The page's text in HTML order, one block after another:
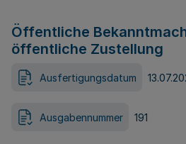
Öffentliche
öffentliche Zustellung
Ausfertigungsdatum
Ausgabennummer 191